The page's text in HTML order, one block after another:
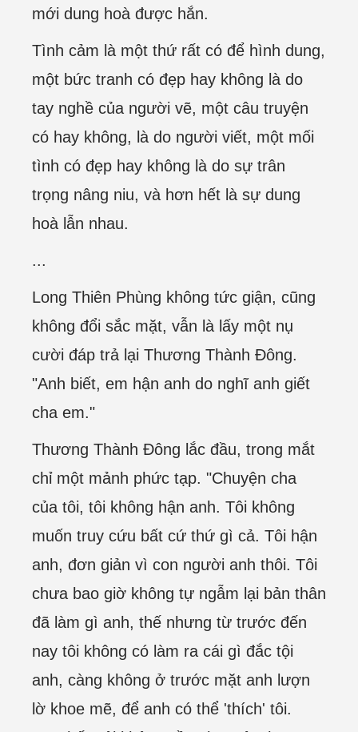
mới dung hoà được hắn.
Tình cảm là một thứ rất có để hình dung,
một bức tranh có đẹp hay không là do
tay nghề của người vẽ, một câu truyện
có hay không, là do người viết, một mối
tình có đẹp hay không là do sự trân
trọng nâng niu, và hơn hết là sự dung
hoà lẫn nhau.
...
Long Thiên Phùng không tức giận, cũng
không đổi sắc mặt, vẫn là lấy một nụ
cười đáp trả lại Thương Thành Đông.
"Anh biết, em hận anh do nghĩ anh giết
cha em."
Thương Thành Đông lắc đầu, trong mắt
chỉ một mảnh phức tạp. "Chuyện cha
của tôi, tôi không hận anh. Tôi không
muốn truy cứu bất cứ thứ gì cả. Tôi hận
anh, đơn giản vì con người anh thôi. Tôi
chưa bao giờ không tự ngẫm lại bản thân
đã làm gì anh, thế nhưng từ trước đến
nay tôi không có làm ra cái gì đắc tội
anh, càng không ở trước mặt anh lượn
lờ khoe mẽ, để anh có thể 'thích' tôi.